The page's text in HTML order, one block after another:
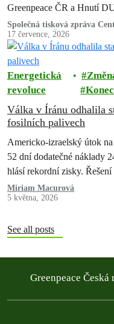
Greenpeace ČR a Hnutí
Společná tisková zpráva
Greenpeace ČR a Hnutí
17 července, 2026
Energetická
revoluce
Válka v Íránu odhalila
fosilních palivech
Americko-izraelský útok
52 dní dodatečné náklady
hlásí rekordní zisky.
2022 a pokazili. Teď máme
Miriam Macurová
5 května, 2026
See all posts
Greenpeace